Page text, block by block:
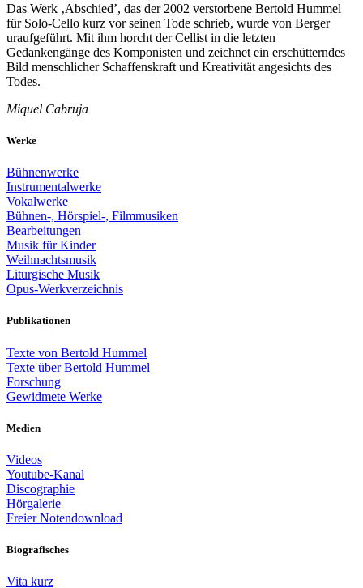
Das Werk ‚Abschied’, das der 2002 verstorbene Bertold Hummel
für Solo-Cello kurz vor seinen Tode schrieb, wurde von Berger
uraufgeführt. Mit ihm horcht der Cellist in die letzten
Gedankengänge des Komponisten und zeichnet ein erschütterndes
Bild menschlicher Schaffenskraft und Kreativität angesichts des
Todes.
Miquel Cabruja
Werke
Bühnenwerke
Instrumentalwerke
Vokalwerke
Bühnen-, Hörspiel-, Filmmusiken
Bearbeitungen
Musik für Kinder
Weihnachtsmusik
Liturgische Musik
Opus-Werkverzeichnis
Publikationen
Texte von Bertold Hummel
Texte über Bertold Hummel
Forschung
Gewidmete Werke
Medien
Videos
Youtube-Kanal
Discographie
Hörgalerie
Freier Notendownload
Biografisches
Vita kurz